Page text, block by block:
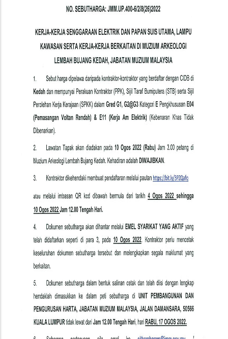
Dan
Suis
Utama,
Lampu
Kawasan
Serta
Kerja-
Kerja
Di
Muzium
Arkeologi
Lembah
Bujang
JMM